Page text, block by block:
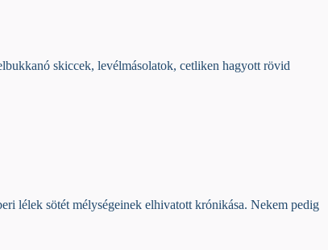
skiccek, levélmásolatok, cetliken hagyott rövid
lélek sötét mélységeinek elhivatott krónikása. Nekem pedig